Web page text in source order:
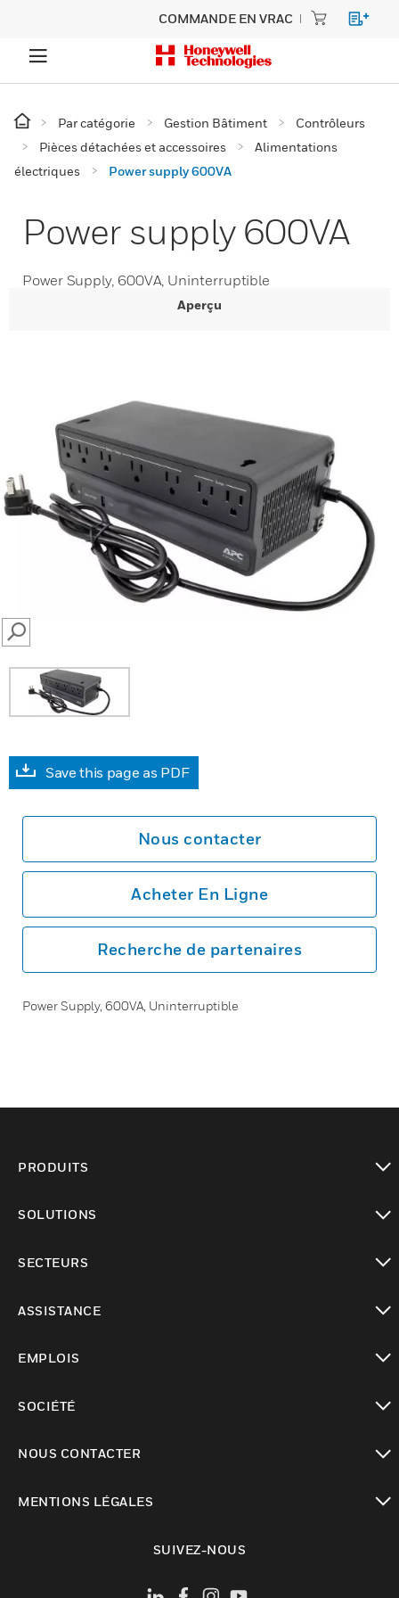
COMMANDE EN VRAC
Par catégorie Gestion Bâtiment
Contrôleurs
Pièces détachées et accessoires
Alimentations
électriques
Power supply 600VA
Power supply 600VA
Power Supply, 600VA, Uninterruptible
Aperçu
SEARCH
Save this page as PDF
Nous contacter
Acheter En Ligne
Recherche de partenaires
Power Supply, 600VA, Uninterruptible
PRODUITS
SOLUTIONS
SECTEURS
ASSISTANCE
EMPLOIS
SOCIÉTÉ
NOUS CONTACTER
MENTIONS LÉGALES
SUIVEZ-NOUS